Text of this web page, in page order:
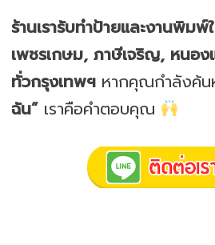
ร้านเรารับทำป้ายและงานพิม
เพชรเกษม, ภาษีเจริญ, หนอ
ทั่วกรุงเทพฯ หากคุณกำลังค้น
ฉัน” เราคือคำตอบคุณ